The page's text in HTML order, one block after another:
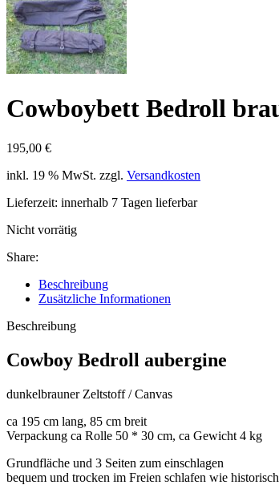
Cowboybett Bedroll
195,00 €
inkl. 19 % MwSt. zzgl. Versandkosten
Lieferzeit: innerhalb 7 Tagen lieferbar
Nicht vorrätig
Share:
Beschreibung
Zusätzliche Informationen
Beschreibung
Cowboy Bedroll aubergine
dunkelbrauner Zeltstoff / Canvas
ca 195 cm lang, 85 cm breit
Verpackung ca Rolle 50 * 30 cm, ca Gewicht 4 kg
Grundfläche und 3 Seiten zum einschlagen
bequem und trocken im Freien schlafen wie